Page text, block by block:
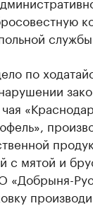
службы.
по
с мятой и